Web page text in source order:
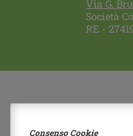
Via G.
Società
RE -
Consenso Cookie